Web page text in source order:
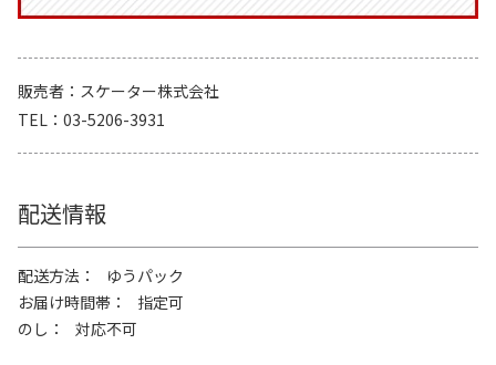
販売者
スケーター株式会社
TEL
03-5206-3931
配送情報
配送方法
ゆうパック
お届け時間帯
指定可
のし
対応不可